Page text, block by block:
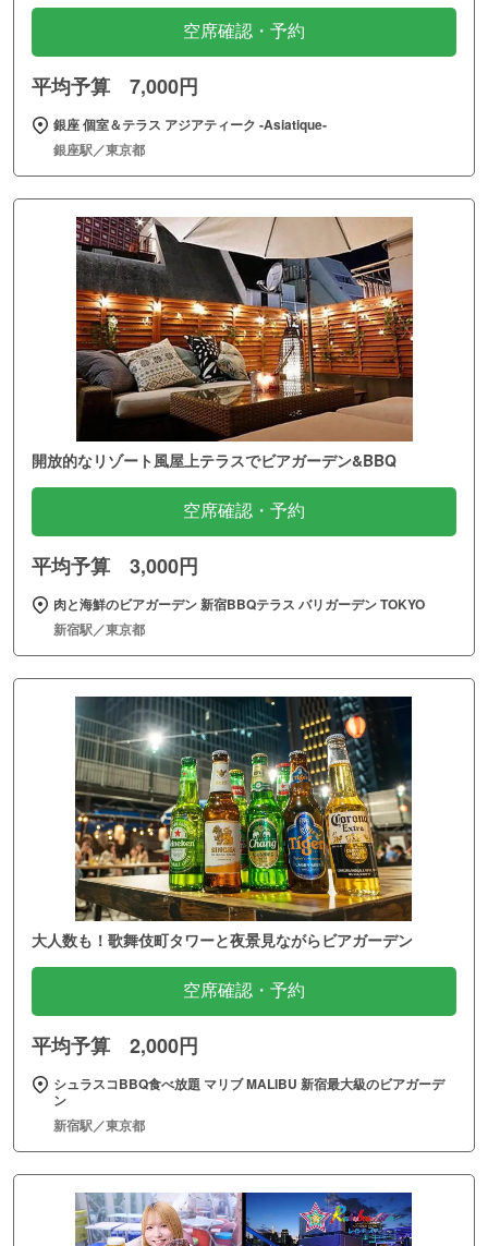
空席確認・予約
平均予算 7,000円
銀座 個室＆テラス アジアティーク ‐Asiatique‐
銀座駅／東京都
開放的なリゾート風屋上テラスでビアガーデン&BBQ
空席確認・予約
平均予算 3,000円
肉と海鮮のビアガーデン 新宿BBQテラス バリガーデン TOKYO
新宿駅／東京都
大人数も！歌舞伎町タワーと夜景見ながらビアガーデン
空席確認・予約
平均予算 2,000円
シュラスコBBQ食べ放題 マリブ MALIBU 新宿最大級のビアガーデ
ン
新宿駅／東京都